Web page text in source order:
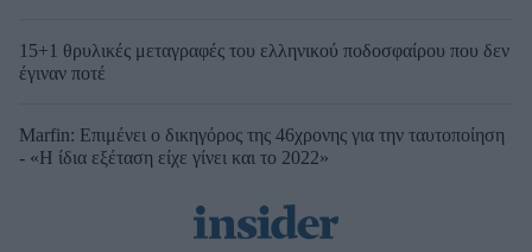
15+1 θρυλικές μεταγραφές του ελληνικού ποδοσφαίρου που δεν
έγιναν ποτέ
Marfin: Επιμένει ο δικηγόρος της 46χρονης για την ταυτοποίηση
- «Η ίδια εξέταση είχε γίνει και το 2022»